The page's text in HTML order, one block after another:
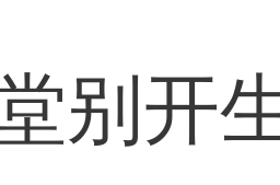
别开